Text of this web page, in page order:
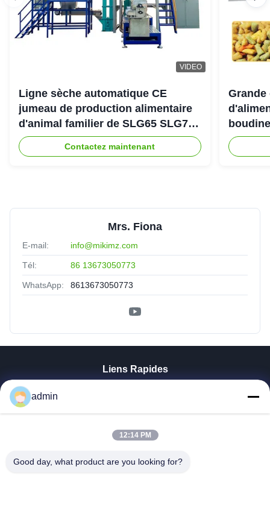
VIDEO
Ligne sèche automatique CE
jumeau de production alimentaire
d'animal familier de SLG65 SLG70
de boudineuse à vis de parallèle
Contactez maintenant
sortie
Mrs. Fiona
E-mail: info@mikimz.com
Tél: 86 13673050773
WhatsApp: 8613673050773
Liens Rapides
A Propos De Nous
Contrôle De La Qualité
admin
12:14 PM
Good day, what product are you looking for?